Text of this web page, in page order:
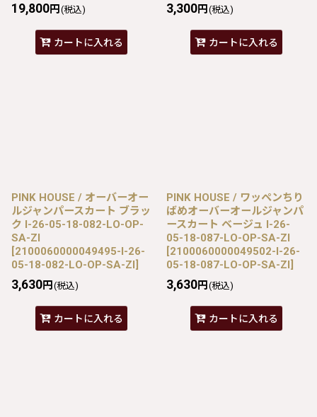
19,800円 (税込)
カートに入れる
3,300円 (税込)
カートに入れる
PINK HOUSE / オーバーオー
ルジャンパースカート ブラッ
ク I-26-05-18-082-LO-OP-
SA-ZI
[2100060000049495-I-26-
05-18-082-LO-OP-SA-ZI]
3,630円 (税込)
カートに入れる
PINK HOUSE / ワッペンちり
ばめオーバーオールジャンパ
ースカート ベージュ I-26-
05-18-087-LO-OP-SA-ZI
[2100060000049502-I-26-
05-18-087-LO-OP-SA-ZI]
3,630円 (税込)
カートに入れる